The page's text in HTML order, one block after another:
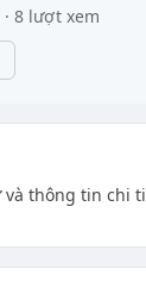
8 lượt xem
thông tin chi